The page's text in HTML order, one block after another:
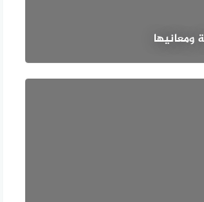
ومعانيها